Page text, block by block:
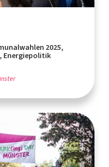
2025,
Energiepolitik